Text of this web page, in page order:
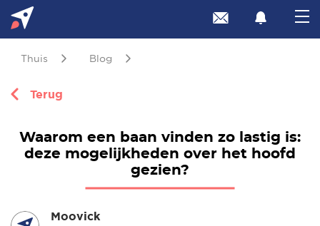
Thuis Blog
Terug
Waarom een baan vinden zo lastig is:
deze mogelijkheden over het hoofd
gezien?
Moovick